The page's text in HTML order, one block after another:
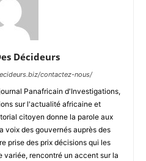
Décideurs
contactez-nous/
Panafricain d'Investigations,
sur l'actualité africaine et
citoyen donne la parole aux
voix des gouvernés auprès des
prise des prix décisions qui les
variée, rencontré un accent sur la